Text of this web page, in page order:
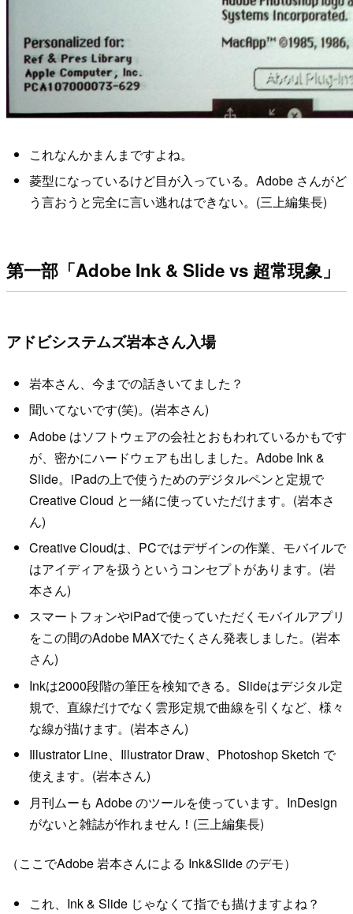
これなんかまんまですよね。
菱型になっているけど目が入っている。Adobe さんがど
う言おうと完全に言い逃れはできない。(三上編集長)
第一部「Adobe Ink & Slide vs 超常現象」
アドビシステムズ岩本さん入場
岩本さん、今までの話きいてました？
聞いてないです(笑)。(岩本さん)
Adobe はソフトウェアの会社とおもわれているかもです
が、密かにハードウェアも出しました。Adobe Ink &
Slide。iPadの上で使うためのデジタルペンと定規で
Creative Cloud と一緒に使っていただけます。(岩本さ
ん)
Creative Cloudは、PCではデザインの作業、モバイルで
はアイディアを扱うというコンセプトがあります。(岩
本さん)
スマートフォンやiPadで使っていただくモバイルアプリ
をこの間のAdobe MAXでたくさん発表しました。(岩本
さん)
Inkは2000段階の筆圧を検知できる。Slideはデジタル定
規で、直線だけでなく雲形定規で曲線を引くなど、様々
な線が描けます。(岩本さん)
Illustrator Line、Illustrator Draw、Photoshop Sketch で
使えます。(岩本さん)
月刊ムーも Adobe のツールを使っています。InDesign
がないと雑誌が作れません！(三上編集長)
（ここでAdobe 岩本さんによる Ink&Slide のデモ）
これ、Ink & Slide じゃなくて指でも描けますよね？